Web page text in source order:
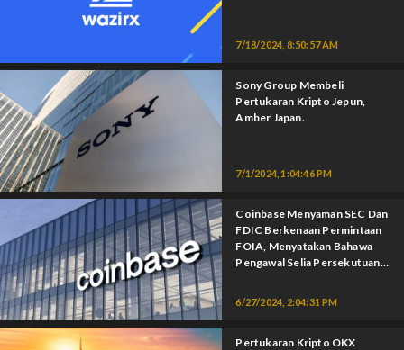
7/18/2024, 8:50:57 AM
Sony Group Membeli
Pertukaran Kripto Jepun,
Amber Japan.
7/1/2024, 1:04:46 PM
Coinbase Menyaman SEC Dan
FDIC Berkenaan Permintaan
FOIA, Menyatakan Bahawa
Pengawal Selia Persekutuan
6/27/2024, 2:04:31 PM
Pertukaran Kripto OKX